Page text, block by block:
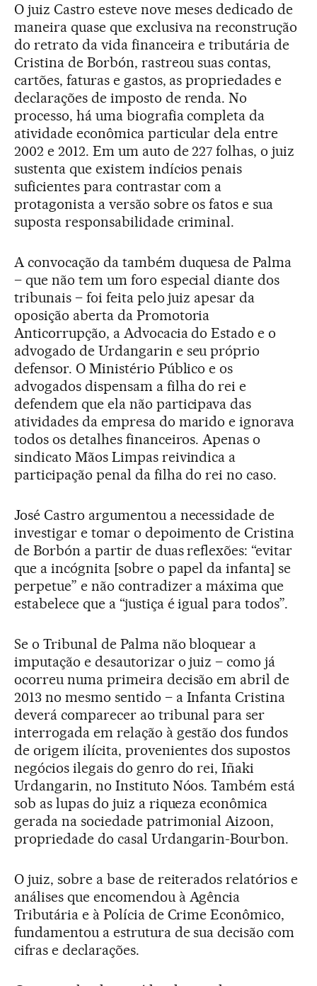
O juiz Castro esteve nove meses dedicado de
maneira quase que exclusiva na reconstrução
do retrato da vida financeira e tributária de
Cristina de Borbón, rastreou suas contas,
cartões, faturas e gastos, as propriedades e
declarações de imposto de renda. No
processo, há uma biografia completa da
atividade econômica particular dela entre
2002 e 2012. Em um auto de 227 folhas, o juiz
sustenta que existem indícios penais
suficientes para contrastar com a
protagonista a versão sobre os fatos e sua
suposta responsabilidade criminal.
A convocação da também duquesa de Palma
– que não tem um foro especial diante dos
tribunais – foi feita pelo juiz apesar da
oposição aberta da Promotoria
Anticorrupção, a Advocacia do Estado e o
advogado de Urdangarin e seu próprio
defensor. O Ministério Público e os
advogados dispensam a filha do rei e
defendem que ela não participava das
atividades da empresa do marido e ignorava
todos os detalhes financeiros. Apenas o
sindicato Mãos Limpas reivindica a
participação penal da filha do rei no caso.
José Castro argumentou a necessidade de
investigar e tomar o depoimento de Cristina
de Borbón a partir de duas reflexões: “evitar
que a incógnita [sobre o papel da infanta] se
perpetue” e não contradizer a máxima que
estabelece que a “justiça é igual para todos”.
Se o Tribunal de Palma não bloquear a
imputação e desautorizar o juiz – como já
ocorreu numa primeira decisão em abril de
2013 no mesmo sentido – a Infanta Cristina
deverá comparecer ao tribunal para ser
interrogada em relação à gestão dos fundos
de origem ilícita, provenientes dos supostos
negócios ilegais do genro do rei, Iñaki
Urdangarin, no Instituto Nóos. Também está
sob as lupas do juiz a riqueza econômica
gerada na sociedade patrimonial Aizoon,
propriedade do casal Urdangarin-Bourbon.
O juiz, sobre a base de reiterados relatórios e
análises que encomendou à Agência
Tributária e à Polícia de Crime Econômico,
fundamentou a estrutura de sua decisão com
cifras e declarações.